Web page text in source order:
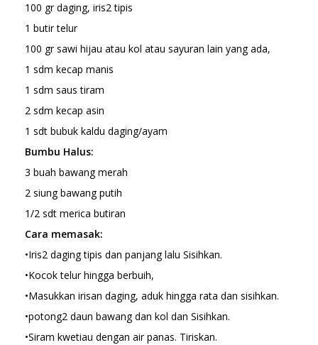
100 gr daging, iris2 tipis
1 butir telur
100 gr sawi hijau atau kol atau sayuran lain yang ada,
1 sdm kecap manis
1 sdm saus tiram
2 sdm kecap asin
1 sdt bubuk kaldu daging/ayam
Bumbu Halus:
3 buah bawang merah
2 siung bawang putih
1/2 sdt merica butiran
Cara memasak:
•Iris2 daging tipis dan panjang lalu Sisihkan.
•Kocok telur hingga berbuih,
•Masukkan irisan daging, aduk hingga rata dan sisihkan.
•potong2 daun bawang dan kol dan Sisihkan.
•Siram kwetiau dengan air panas. Tiriskan.